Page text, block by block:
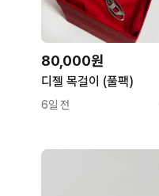
80,000원
디젤 목걸이 (풀팩)
6일 전